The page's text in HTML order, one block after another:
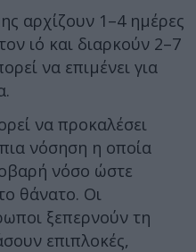
αρχίζουν 1–4 ημέρες
ιό και διαρκούν 2–7
να επιμένει για
να προκαλέσει
νόσηση η οποία
νόσο ώστε
θάνατο. Οι
ξεπερνούν τη
επιπλοκές,